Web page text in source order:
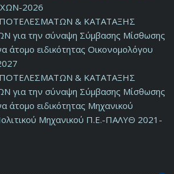
2026
& ΚΑΤΑΤΑΞΗΣ
για την σύναψη Σύμβασης Μίσθωσης
άτομο ειδικότητας Οικονομολόγου
& ΚΑΤΑΤΑΞΗΣ
για την σύναψη Σύμβασης Μίσθωσης
άτομο ειδικότητας Μηχανικού
Μηχανικού Π.Ε.-ΠΑΛΥΘ 2021-